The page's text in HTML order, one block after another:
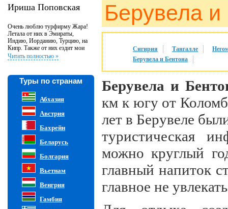
Ириша Поповская
Очень люблю турфирму Жара!
Летала от них в Эмираты,
Индию, Иорданию, Турцию, на
Кипр. Также от них ездит мои
родители и друзья, а также
коллеги по работе. В этой
внимательные и отзывчивые
люди. Если у вас возникли
проблемы во время путешествия,
то вы всегда можете обратиться и
Вам помогут!!! Своим
постоянным клиентам они
делают скидки, что очень
приятно! Они профессионалы в
своем деле. Не было ни одного
тура, чтобы я была чем то
недовольна. Спасибо Вам
большое!!!
Читать полностью »
Туры по странам
Абхазия
Австрия
Бахрейн
Беларусь
Болгария
Вьетнам
Венгрия
Гамбия
Берувела и
Сигирия Тангалле
Берувела и Бентона
Берувела и
км к югу от
лет в Берувеле
туристическая
можно круглый
главный напиток
главное не